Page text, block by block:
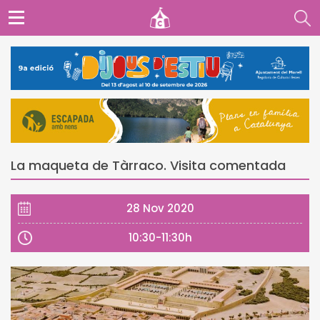
La maqueta de Tàrraco. Visita comentada
28 Nov 2020
10:30-11:30h